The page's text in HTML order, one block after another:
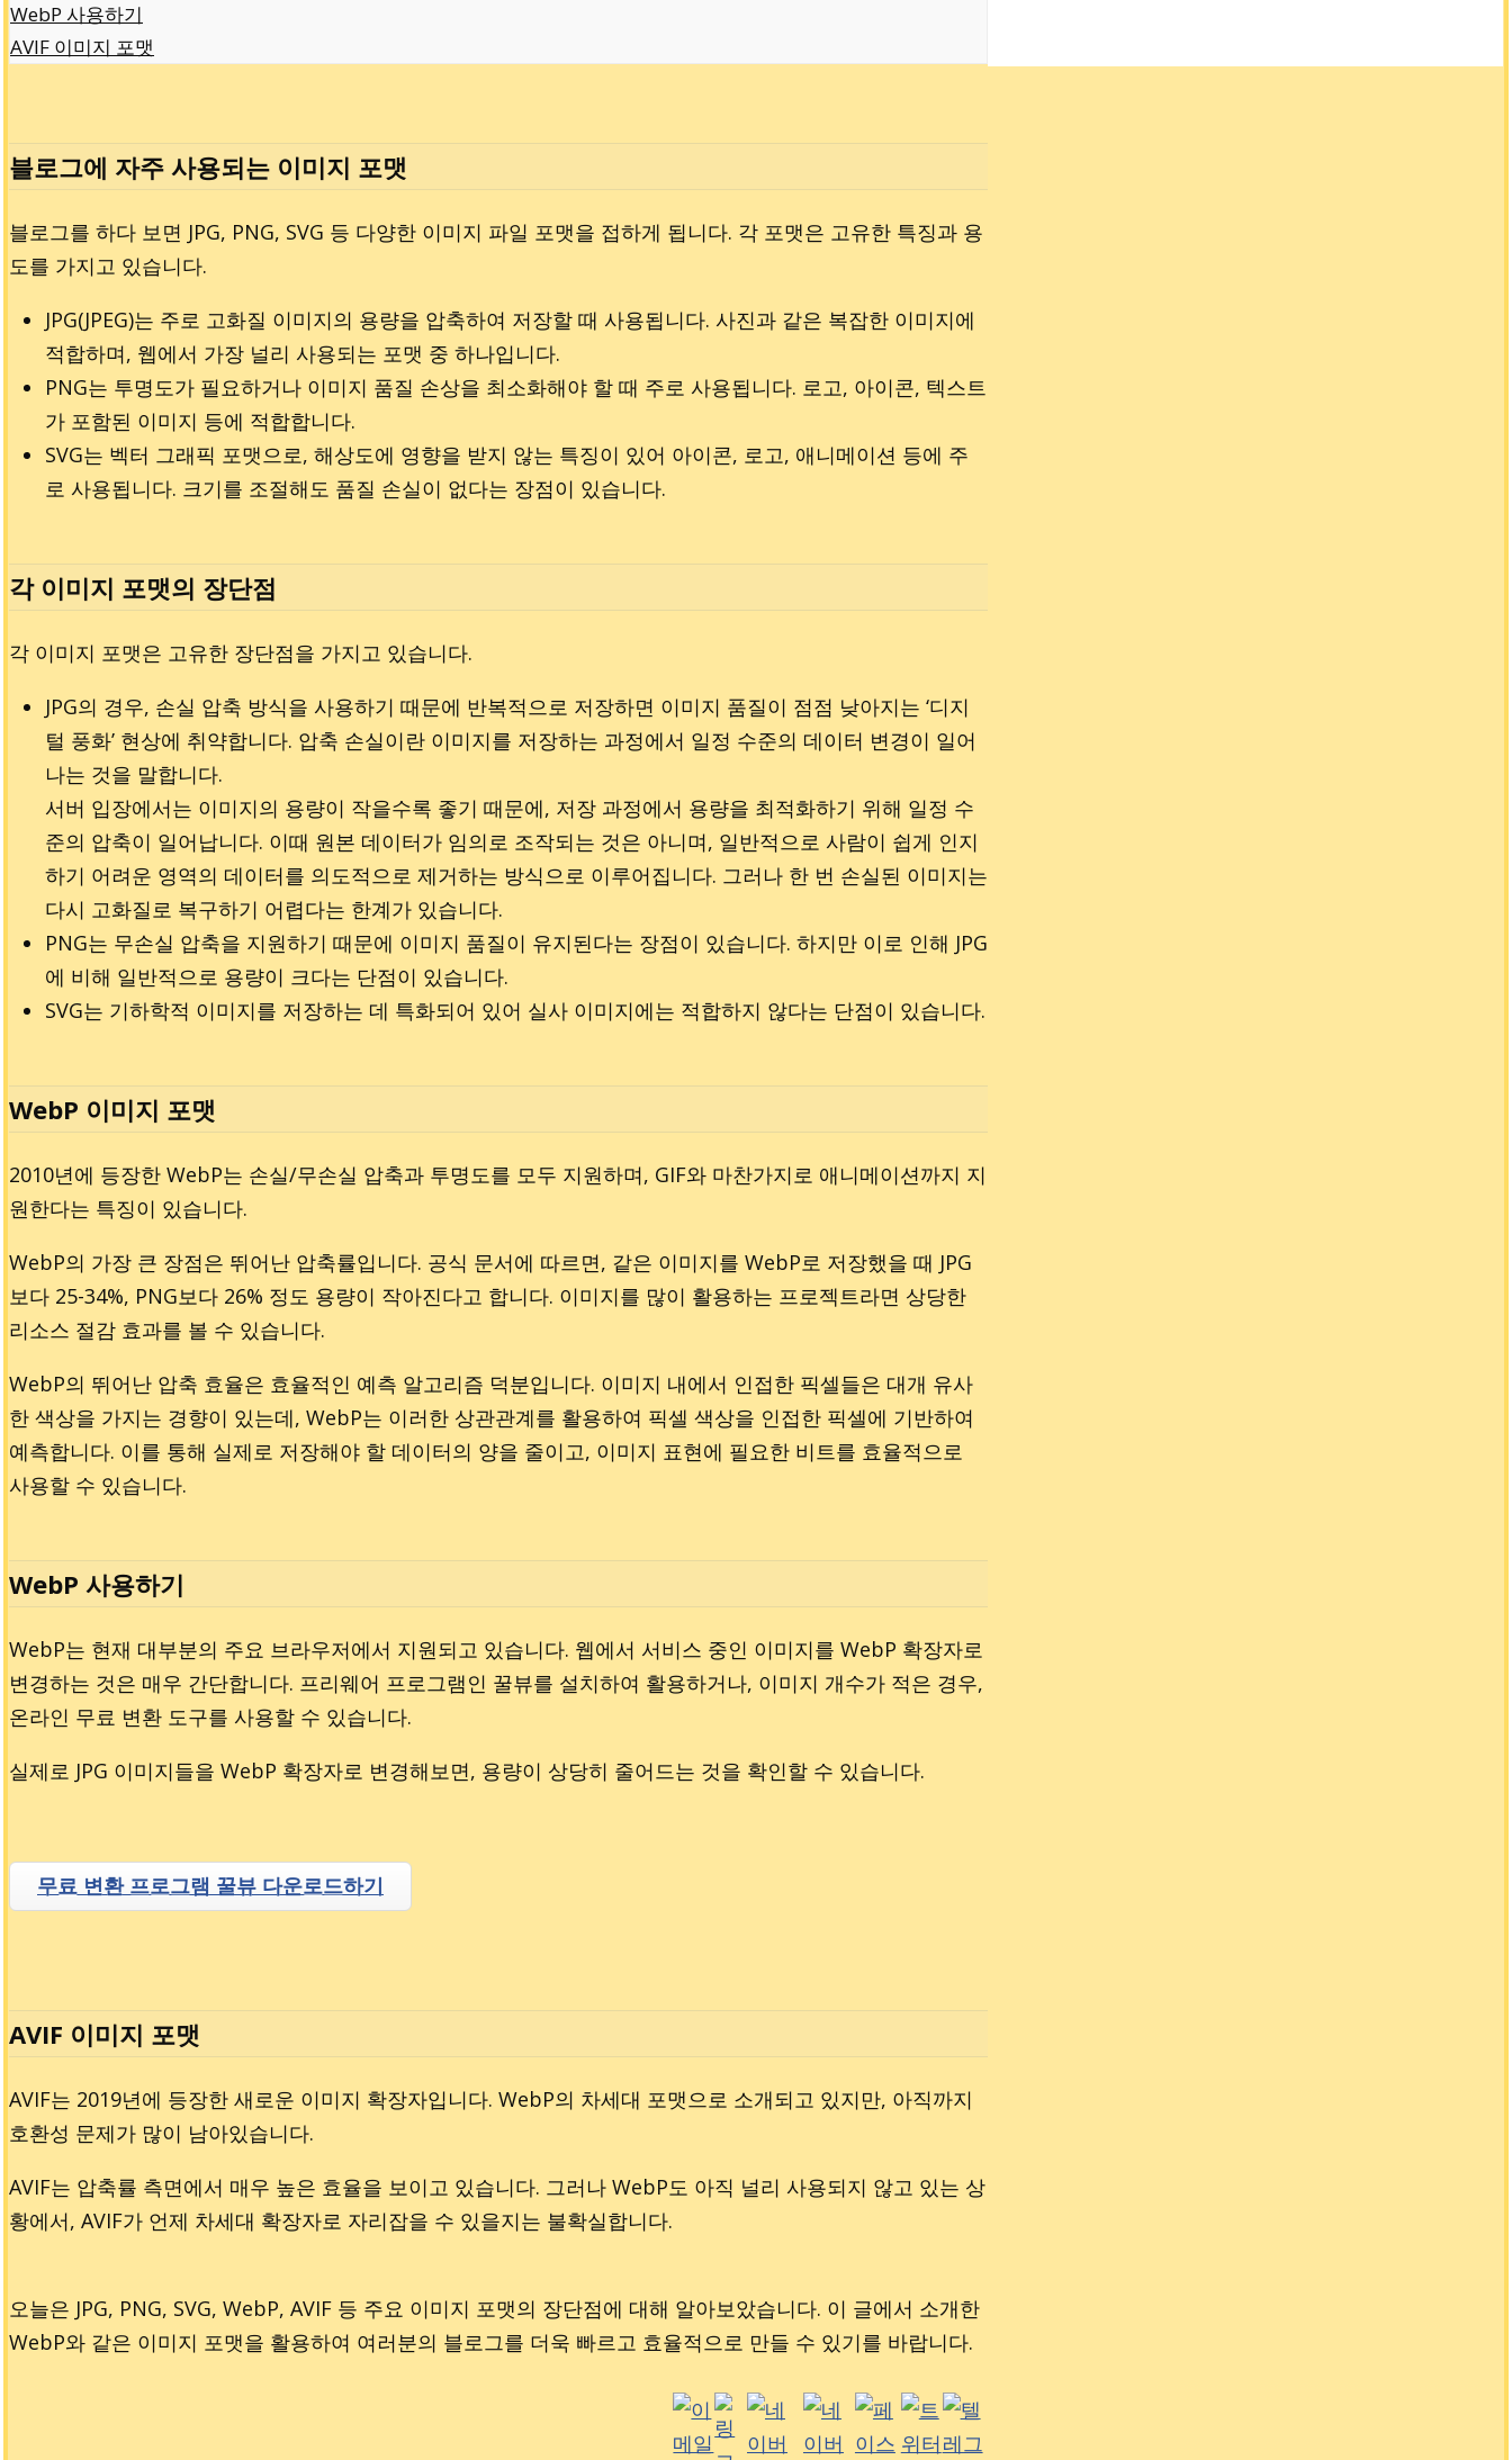
WebP 사용하기
AVIF 이미지 포맷
블로그에 자주 사용되는 이미지 포맷
블로그를 하다 보면 JPG, PNG, SVG 등 다양한 이미지 파일 포맷을 접하게 됩니다. 각 포맷은 고유한 특징과 용
도를 가지고 있습니다.
JPG(JPEG)는 주로 고화질 이미지의 용량을 압축하여 저장할 때 사용됩니다. 사진과 같은 복잡한 이미지에
적합하며, 웹에서 가장 널리 사용되는 포맷 중 하나입니다.
PNG는 투명도가 필요하거나 이미지 품질 손상을 최소화해야 할 때 주로 사용됩니다. 로고, 아이콘, 텍스트
가 포함된 이미지 등에 적합합니다.
SVG는 벡터 그래픽 포맷으로, 해상도에 영향을 받지 않는 특징이 있어 아이콘, 로고, 애니메이션 등에 주
로 사용됩니다. 크기를 조절해도 품질 손실이 없다는 장점이 있습니다.
각 이미지 포맷의 장단점
각 이미지 포맷은 고유한 장단점을 가지고 있습니다.
JPG의 경우, 손실 압축 방식을 사용하기 때문에 반복적으로 저장하면 이미지 품질이 점점 낮아지는 ‘디지
털 풍화’ 현상에 취약합니다. 압축 손실이란 이미지를 저장하는 과정에서 일정 수준의 데이터 변경이 일어
나는 것을 말합니다.
서버 입장에서는 이미지의 용량이 작을수록 좋기 때문에, 저장 과정에서 용량을 최적화하기 위해 일정 수
준의 압축이 일어납니다. 이때 원본 데이터가 임의로 조작되는 것은 아니며, 일반적으로 사람이 쉽게 인지
하기 어려운 영역의 데이터를 의도적으로 제거하는 방식으로 이루어집니다. 그러나 한 번 손실된 이미지는
다시 고화질로 복구하기 어렵다는 한계가 있습니다.
PNG는 무손실 압축을 지원하기 때문에 이미지 품질이 유지된다는 장점이 있습니다. 하지만 이로 인해 JPG
에 비해 일반적으로 용량이 크다는 단점이 있습니다.
SVG는 기하학적 이미지를 저장하는 데 특화되어 있어 실사 이미지에는 적합하지 않다는 단점이 있습니다.
WebP 이미지 포맷
2010년에 등장한 WebP는 손실/무손실 압축과 투명도를 모두 지원하며, GIF와 마찬가지로 애니메이션까지 지
원한다는 특징이 있습니다.
WebP의 가장 큰 장점은 뛰어난 압축률입니다. 공식 문서에 따르면, 같은 이미지를 WebP로 저장했을 때 JPG
보다 25-34%, PNG보다 26% 정도 용량이 작아진다고 합니다. 이미지를 많이 활용하는 프로젝트라면 상당한
리소스 절감 효과를 볼 수 있습니다.
WebP의 뛰어난 압축 효율은 효율적인 예측 알고리즘 덕분입니다. 이미지 내에서 인접한 픽셀들은 대개 유사
한 색상을 가지는 경향이 있는데, WebP는 이러한 상관관계를 활용하여 픽셀 색상을 인접한 픽셀에 기반하여
예측합니다. 이를 통해 실제로 저장해야 할 데이터의 양을 줄이고, 이미지 표현에 필요한 비트를 효율적으로
사용할 수 있습니다.
WebP 사용하기
WebP는 현재 대부분의 주요 브라우저에서 지원되고 있습니다. 웹에서 서비스 중인 이미지를 WebP 확장자로
변경하는 것은 매우 간단합니다. 프리웨어 프로그램인 꿀뷰를 설치하여 활용하거나, 이미지 개수가 적은 경우,
온라인 무료 변환 도구를 사용할 수 있습니다.
실제로 JPG 이미지들을 WebP 확장자로 변경해보면, 용량이 상당히 줄어드는 것을 확인할 수 있습니다.
무료 변환 프로그램 꿀뷰 다운로드하기
AVIF 이미지 포맷
AVIF는 2019년에 등장한 새로운 이미지 확장자입니다. WebP의 차세대 포맷으로 소개되고 있지만, 아직까지
호환성 문제가 많이 남아있습니다.
AVIF는 압축률 측면에서 매우 높은 효율을 보이고 있습니다. 그러나 WebP도 아직 널리 사용되지 않고 있는 상
황에서, AVIF가 언제 차세대 확장자로 자리잡을 수 있을지는 불확실합니다.
오늘은 JPG, PNG, SVG, WebP, AVIF 등 주요 이미지 포맷의 장단점에 대해 알아보았습니다. 이 글에서 소개한
WebP와 같은 이미지 포맷을 활용하여 여러분의 블로그를 더욱 빠르고 효율적으로 만들 수 있기를 바랍니다.